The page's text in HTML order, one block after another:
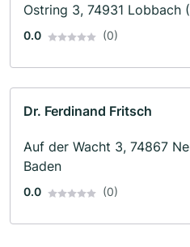
Ostring 3, 74931 Lobbach
0.0 (0)
Dr. Ferdinand Fritsch
Auf der Wacht 3, 74867
Baden
0.0 (0)